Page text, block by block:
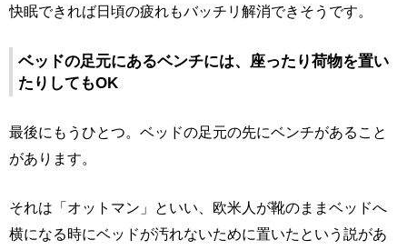
快眠できれば日頃の疲れもバッチリ解消できそうです。
ベッドの足元にあるベンチには、座ったり荷物を置い
たりしてもOK
最後にもうひとつ。ベッドの足元の先にベンチがあること
があります。
それは「オットマン」といい、欧米人が靴のままベッドへ
横になる時にベッドが汚れないために置いたという説があ